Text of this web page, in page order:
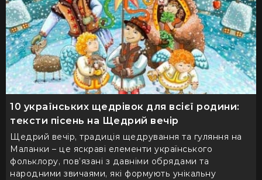
10 українських щедрівок для всієї родини:
тексти пісень на Щедрий вечір
Щедрий вечір, традиція щедрування та гуляння на
Маланки – це яскраві елементи українського
фольклору, пов’язані з давніми обрядами та
народними звичаями, які формують унікальну